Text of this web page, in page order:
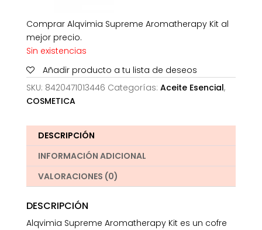
Comprar Alqvimia Supreme Aromatherapy Kit al
mejor precio.
Sin existencias
Añadir producto a tu lista de deseos
SKU: 8420471013446 Categorías: Aceite Esencial,
COSMETICA
DESCRIPCIÓN
INFORMACIÓN ADICIONAL
VALORACIONES (0)
DESCRIPCIÓN
Alqvimia Supreme Aromatherapy Kit es un cofre